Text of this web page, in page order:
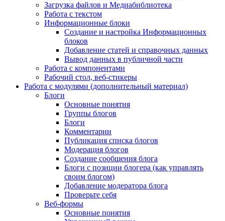
Загрузка файлов и Медиабиблиотека
Работа с текстом
Информационные блоки
Создание и настройка Информационных
блоков
Добавление статей и справочных данных
Вывод данных в публичной части
Работа с компонентами
Рабочий стол, веб-стикеры
Работа с модулями (дополнительный материал)
Блоги
Основные понятия
Группы блогов
Блоги
Комментарии
Публикация списка блогов
Модерация блогов
Создание сообщения блога
Блоги с позиции блогера (как управлять
своим блогом)
Добавление модератора блога
Проверьте себя
Веб-формы
Основные понятия